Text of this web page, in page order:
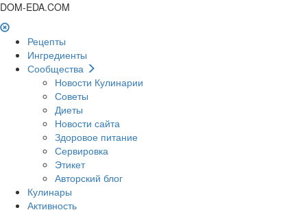
DOM-EDA.COM
Рецепты
Ингредиенты
Сообщества
Новости Кулинарии
Советы
Диеты
Новости сайта
Здоровое питание
Сервировка
Этикет
Авторский блог
Кулинары
Активность